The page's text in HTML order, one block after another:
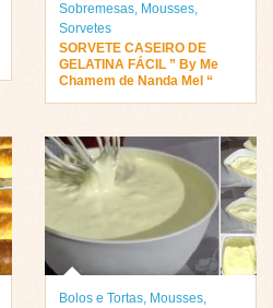
Sobremesas, Mousses,
Sorvetes
SORVETE CASEIRO DE
GELATINA FÁCIL ” By Me
Chamem de Nanda Mel “
Bolos e Tortas, Mousses,